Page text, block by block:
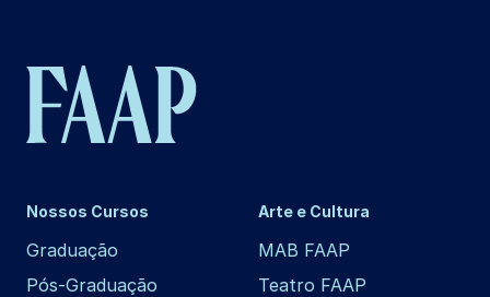
Nossos Cursos
Graduação
Pós-Graduação
Arte e Cultura
MAB FAAP
Teatro FAAP